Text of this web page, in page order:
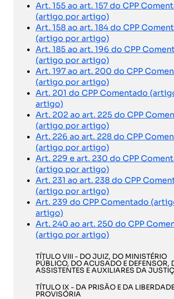
Art. 155 ao art. 157 do CPP
(artigo por artigo)
Art. 158 ao art. 184 do CPP
(artigo por artigo)
Art. 185 ao art. 196 do CPP
(artigo por artigo)
Art. 197 ao art. 200 do CPP
(artigo por artigo)
Art. 201 do CPP Comentado
artigo)
Art. 202 ao art. 225 do CPP
(artigo por artigo)
Art. 226 ao art. 228 do CPP
(artigo por artigo)
Art. 229 e art. 230 do CPP
(artigo por artigo)
Art. 231 ao art. 238 do CPP
(artigo por artigo)
Art. 239 do CPP Comentado
artigo)
Art. 240 ao art. 250 do CPP
(artigo por artigo)
TÍTULO VIII - DO JUIZ, DO MINISTÉRIO
PÚBLICO, DO ACUSADO E DEFENSOR,
ASSISTENTES E AUXILIARES DA
TÍTULO IX - DA PRISÃO E DA
PROVISÓRIA